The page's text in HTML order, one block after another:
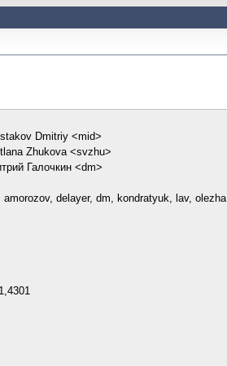
Dmitriy <mid>
Zhukova <svzhu>
Галочкин <dm>
amorozov, delayer, dm, kondratyuk, lav, olezha